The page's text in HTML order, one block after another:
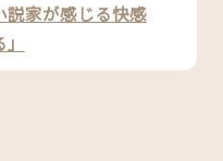
説家が感じる快感